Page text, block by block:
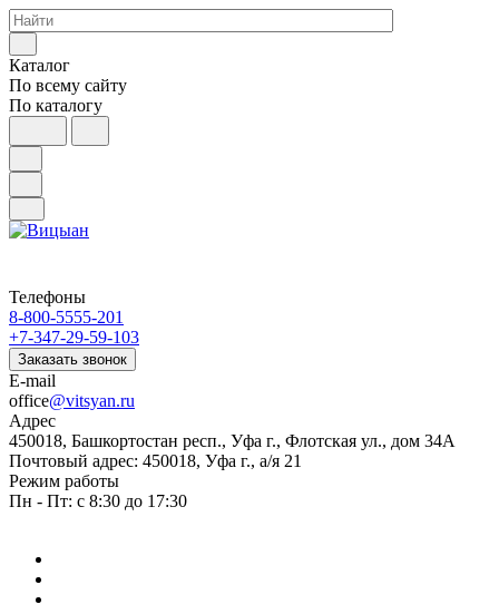
Каталог
По всему сайту
По каталогу
Телефоны
8-800-5555-201
+7-347-29-59-103
Заказать звонок
E-mail
office@vitsyan.ru
Адрес
450018, Башкортостан респ., Уфа г., Флотская ул., дом 34А
Почтовый адрес: 450018, Уфа г., а/я 21
Режим работы
Пн - Пт: с 8:30 до 17:30